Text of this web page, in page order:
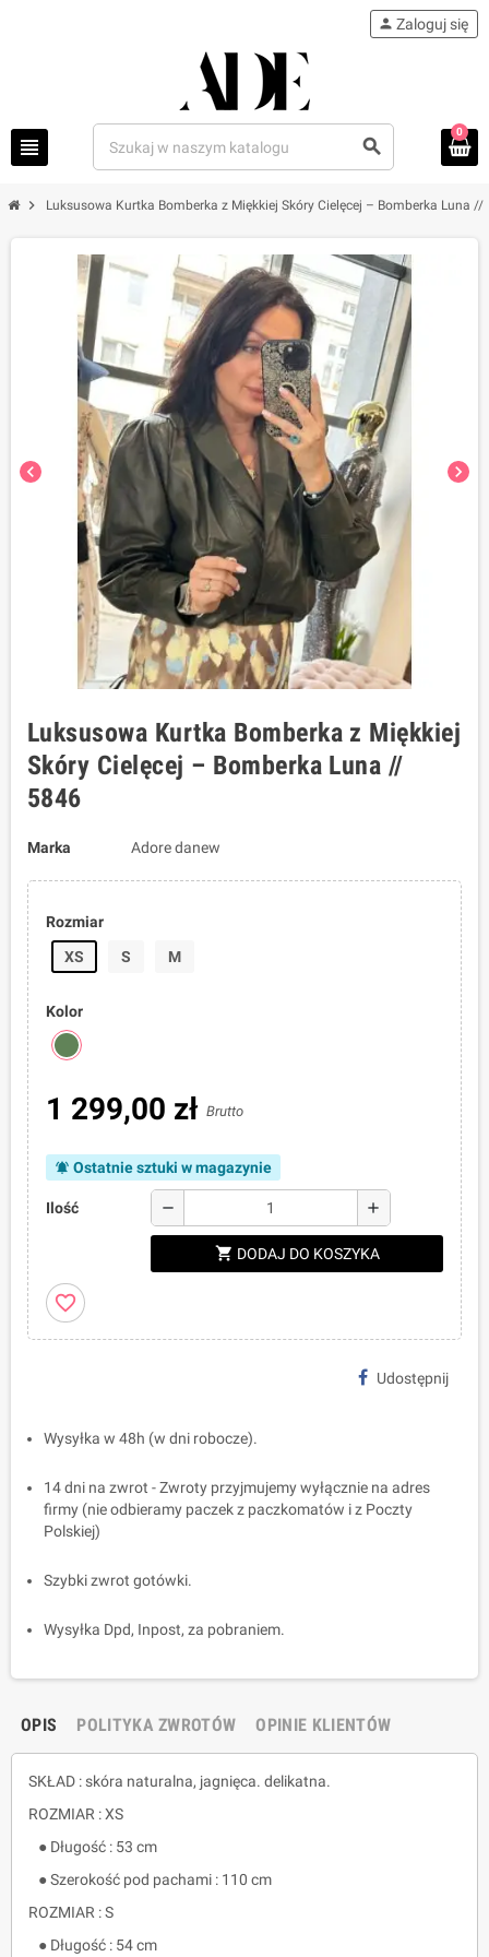
view_headline search
person Zaloguj się
0
chevron_right Luksusowa Kurtka Bomberka z Miękkiej Skóry Cielęcej – Bomberka Luna //
chevron_left chevron_right
Luksusowa Kurtka Bomberka z Miękkiej
Skóry Cielęcej – Bomberka Luna //
5846
Marka Adore danew
Rozmiar
XS
S M
Kolor
1 299,00 zł Brutto
notifications_active Ostatnie sztuki w magazynie
Ilość remove add
shopping_cart DODAJ DO KOSZYKA
favorite_border
Udostępnij
Wysyłka w 48h (w dni robocze).
14 dni na zwrot - Zwroty przyjmujemy wyłącznie na adres
firmy (nie odbieramy paczek z paczkomatów i z Poczty
Polskiej)
Szybki zwrot gotówki.
Wysyłka Dpd, Inpost, za pobraniem.
OPIS POLITYKA ZWROTÓW OPINIE KLIENTÓW
SKŁAD : skóra naturalna, jagnięca. delikatna.
ROZMIAR : XS
● Długość : 53 cm
● Szerokość pod pachami : 110 cm
ROZMIAR : S
● Długość : 54 cm